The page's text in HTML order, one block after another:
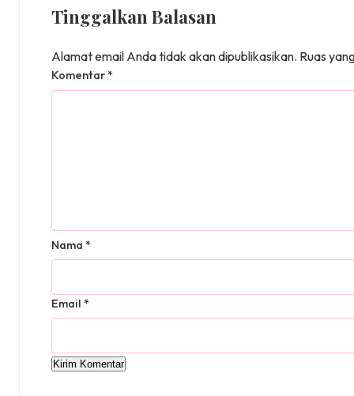
Tinggalkan Balasan
Alamat email Anda tidak akan dipublikasikan. Ruas
Komentar*
Nama *
Email *